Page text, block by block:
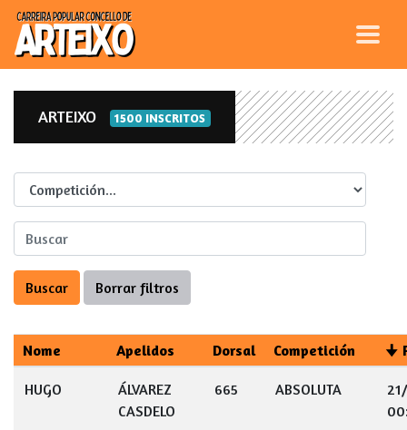
ARTEIXO 1500 INSCRITOS
Competicion
Nome Apelidos Dorsal Competición
HUGO
ÁLVAREZ
CASDELO
665 ABSOLUTA